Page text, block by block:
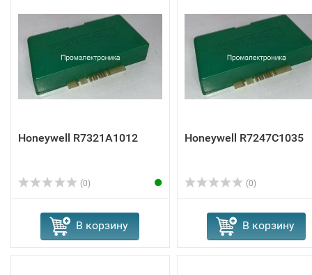
Honeywell R7321A1012
(0)
В корзину
Honeywell R7247C1035
(0)
В корзину